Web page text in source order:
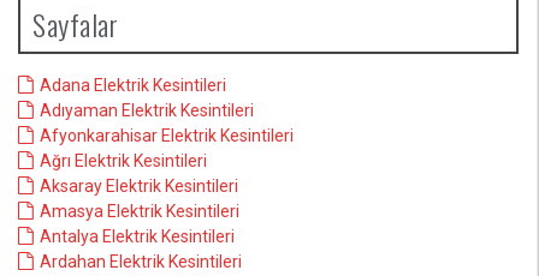
Sayfalar
Adana Elektrik Kesintileri
Adıyaman Elektrik Kesintileri
Afyonkarahisar Elektrik Kesintileri
Ağrı Elektrik Kesintileri
Aksaray Elektrik Kesintileri
Amasya Elektrik Kesintileri
Antalya Elektrik Kesintileri
Ardahan Elektrik Kesintileri